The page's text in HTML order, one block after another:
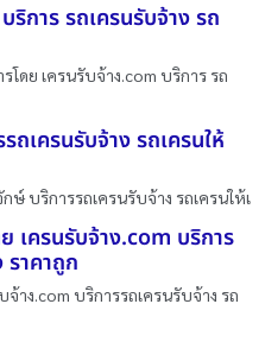
ริการ รถเครนรับจ้าง รถ
โดย เครนรับจ้าง.com บริการ รถ
ถเครนรับจ้าง รถเครนให้
ษ์ บริการรถเครนรับจ้าง รถเครนให้เ
เครนรับจ้าง.com บริการ
ราคาถูก
าง.com บริการรถเครนรับจ้าง รถ